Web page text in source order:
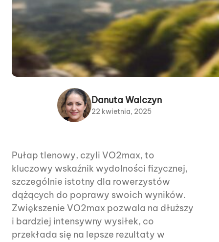
Danuta Walczyn
22 kwietnia, 2025
Pułap tlenowy, czyli VO2max, to
kluczowy wskaźnik wydolności fizycznej,
szczególnie istotny dla rowerzystów
dążących do poprawy swoich wyników.
Zwiększenie VO2max pozwala na dłuższy
i bardziej intensywny wysiłek, co
przekłada się na lepsze rezultaty w